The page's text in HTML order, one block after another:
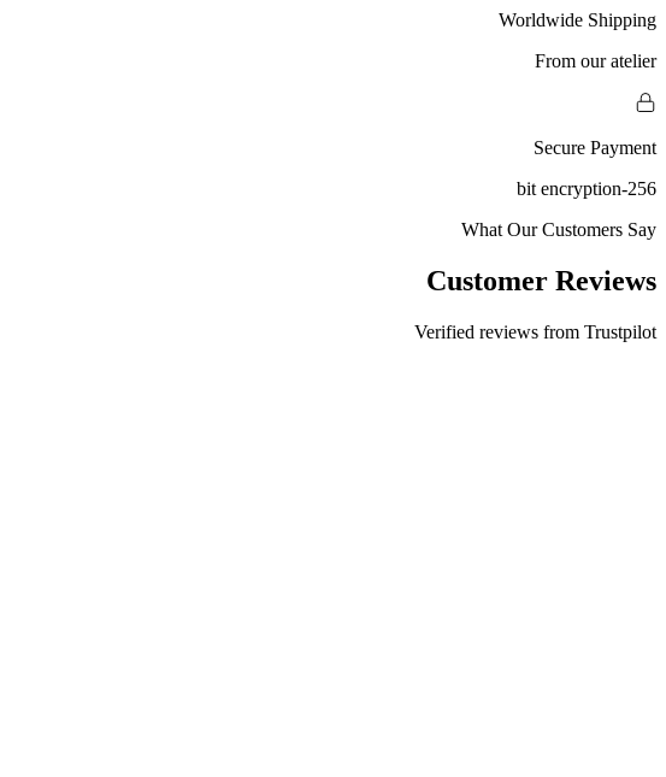
Worldwide Shipping
From our atelier
Secure Payment
256-bit encryption
What Our Customers Say
Customer Reviews
Verified reviews from Trustpilot